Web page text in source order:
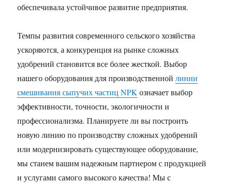
обеспечивала устойчивое развитие предприятия.
Темпы развития современного сельского хозяйства
ускоряются, а конкуренция на рынке сложных
удобрений становится все более жесткой. Выбор
нашего оборудования для производственнойлинии
смешивания сыпучих частиц NPK означает выбор
эффективности, точности, экологичности и
профессионализма. Планируете ли вы построить
новую линию по производству сложных удобрений
или модернизировать существующее оборудование,
мы станем вашим надежным партнером с продукцией
и услугами самого высокого качества! Мы с